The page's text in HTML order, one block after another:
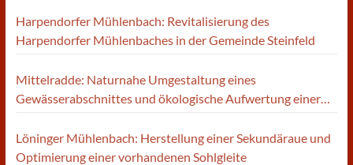
Harpendorfer Mühlenbach: Revitalisierung des
Harpendorfer Mühlenbaches in der Gemeinde Steinfeld
Mittelradde: Naturnahe Umgestaltung eines
Gewässerabschnittes und ökologische Aufwertung einer
Löninger Mühlenbach: Herstellung einer Sekundäraue und
Optimierung einer vorhandenen Sohlgleite